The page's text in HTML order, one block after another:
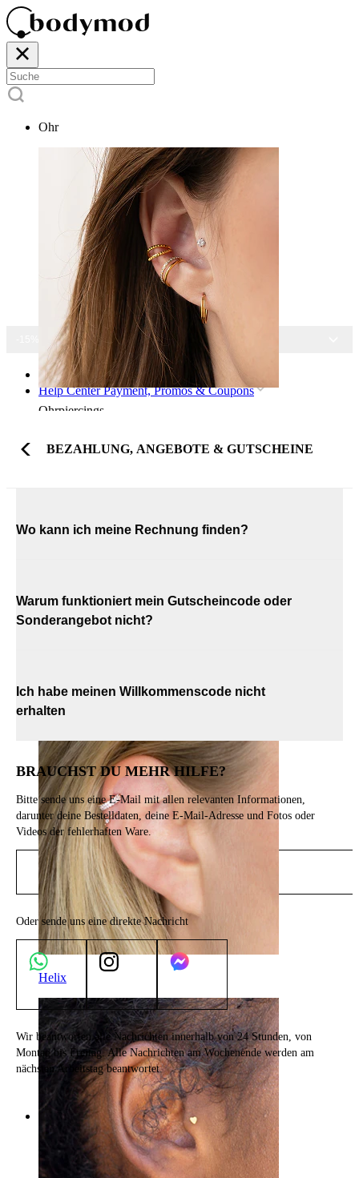
Ohr
Ohrpiercings
Lobe
Helix
-15% AUF ALLEN SCHMUCK
Startseite
Help Center Payment, Promos & Coupons
BEZAHLUNG, ANGEBOTE & GUTSCHEINE
Wo kann ich meine Rechnung finden?
Warum funktioniert mein Gutscheincode oder
Sonderangebot nicht?
Ich habe meinen Willkommenscode nicht
erhalten
BRAUCHST DU MEHR HILFE?
Bitte sende uns eine E-Mail mit allen relevanten Informationen,
darunter deine Bestelldaten, deine E-Mail-Adresse und Fotos oder
Videos der fehlerhaften Ware.
E-Mail senden
Oder sende uns eine direkte Nachricht
Wir beantworten alle Nachrichten innerhalb von 24 Stunden, von
Montag bis Freitag. Alle Nachrichten am Wochenende werden am
nächsten Arbeitstag beantwortet.
Categories
Bauchnabel
Lippen